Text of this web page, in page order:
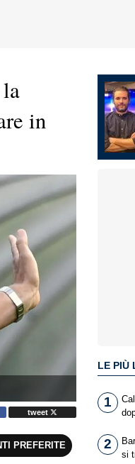
in
tweet
PREFERITE
LE PIÙ
1
2
si